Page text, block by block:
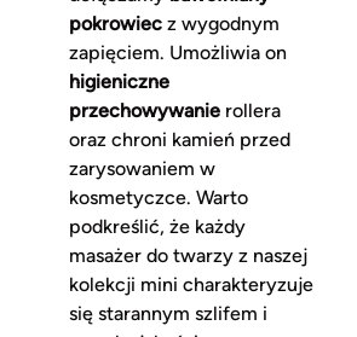
pokrowiecz wygodnym
zapięciem. Umożliwia on
higieniczne
przechowywanierollera
oraz chroni kamień przed
zarysowaniem w
kosmetyczce. Warto
podkreślić, że każdy
masażer do twarzy z naszej
kolekcji mini charakteryzuje
się starannym szlifem i